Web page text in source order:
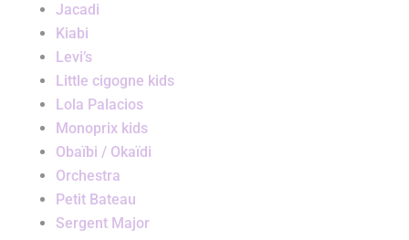
Jacadi
Kiabi
Levi’s
Little cigogne kids
Lola Palacios
Monoprix kids
Obaïbi / Okaïdi
Orchestra
Petit Bateau
Sergent Major